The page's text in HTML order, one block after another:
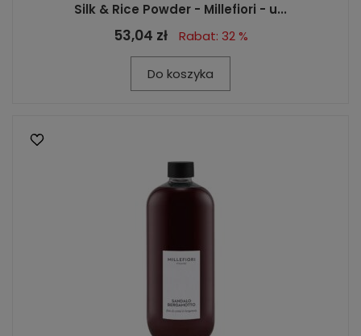
Silk & Rice Powder - Millefiori - u...
53,04 zł Rabat: 32 %
Do koszyka